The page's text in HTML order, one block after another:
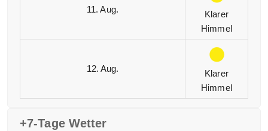
11. Aug.
Klarer
Himmel
12. Aug.
Klarer
Himmel
+7-Tage Wetter